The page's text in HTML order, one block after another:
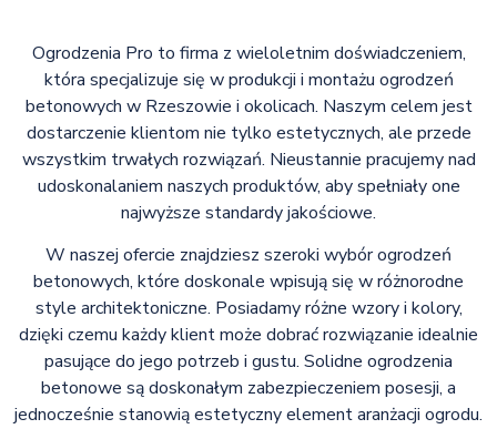
Ogrodzenia Pro to firma z wieloletnim doświadczeniem,
która specjalizuje się w produkcji i montażu ogrodzeń
betonowych w Rzeszowie i okolicach. Naszym celem jest
dostarczenie klientom nie tylko estetycznych, ale przede
wszystkim trwałych rozwiązań. Nieustannie pracujemy nad
udoskonalaniem naszych produktów, aby spełniały one
najwyższe standardy jakościowe.
W naszej ofercie znajdziesz szeroki wybór ogrodzeń
betonowych, które doskonale wpisują się w różnorodne
style architektoniczne. Posiadamy różne wzory i kolory,
dzięki czemu każdy klient może dobrać rozwiązanie idealnie
pasujące do jego potrzeb i gustu. Solidne ogrodzenia
betonowe są doskonałym zabezpieczeniem posesji, a
jednocześnie stanowią estetyczny element aranżacji ogrodu.